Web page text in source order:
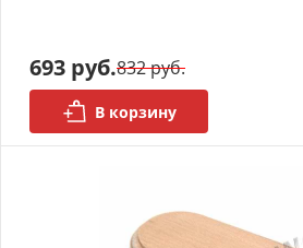
693 руб.832 руб.
В корзину